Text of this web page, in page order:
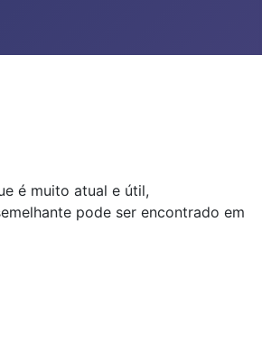
é muito atual e útil,
pode ser encontrado em